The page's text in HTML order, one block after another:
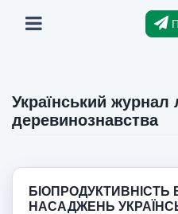
Український журнал
деревинознавства
БІОПРОДУКТИВНІСТЬ
НАСАДЖЕНЬ